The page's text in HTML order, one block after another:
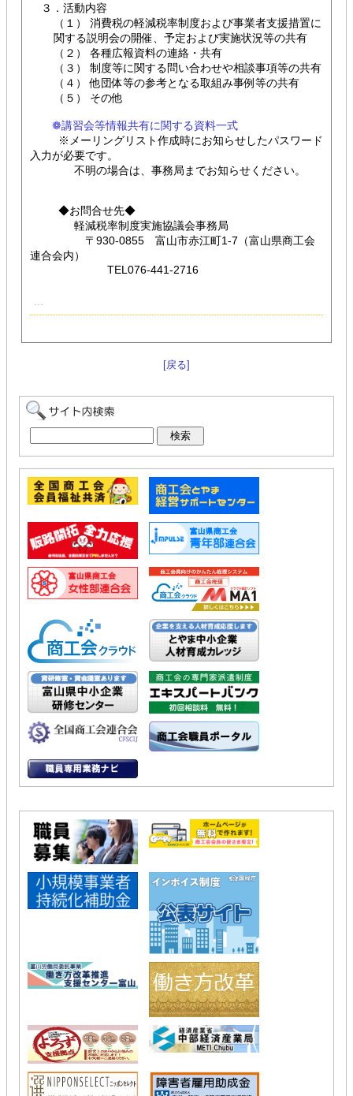
３．活動内容
（１） 消費税の軽減税率制度および事業者支援措置に
関する説明会の開催、予定および実施状況等の共有
（２） 各種広報資料の連絡・共有
（３） 制度等に関する問い合わせや相談事項等の共有
（４） 他団体等の参考となる取組み事例等の共有
（５） その他
❁講習会等情報共有に関する資料一式
※メーリングリスト作成時にお知らせしたパスワード
入力が必要です。
不明の場合は、事務局までお知らせください。
◆お問合せ先◆
軽減税率制度実施協議会事務局
〒930-0855 富山市赤江町1-7（富山県商工会
連合会内）
TEL076-441-2716
[戻る]